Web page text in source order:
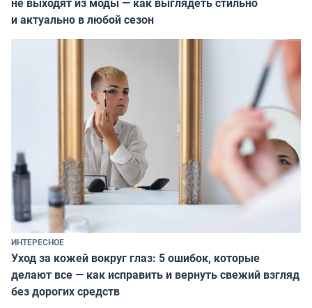
и актуально в любой сезон
ИНТЕРЕСНОЕ
Уход за кожей вокруг глаз: 5 ошибок, которые
делают все — как исправить и вернуть свежий взгляд
без дорогих средств